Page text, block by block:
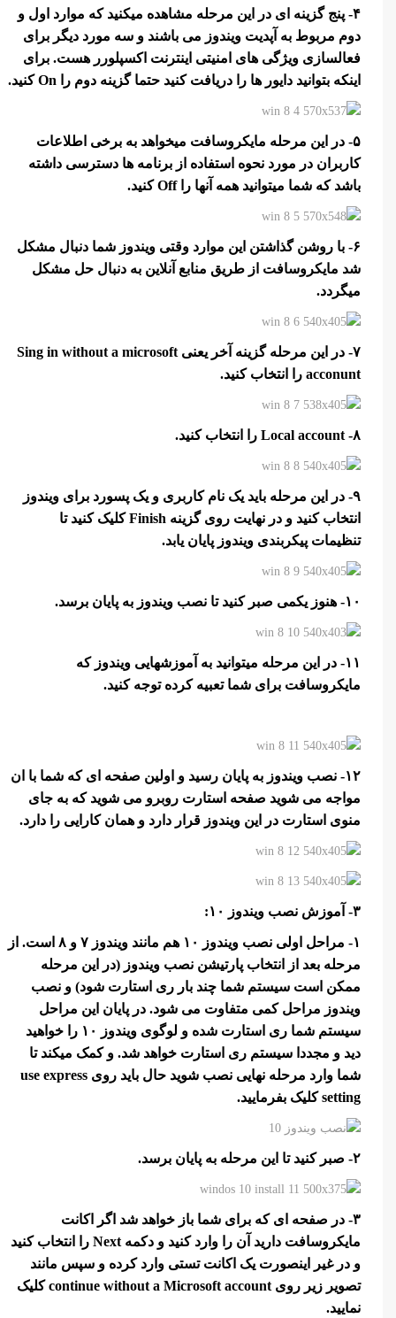
۴- پنج گزینه ای در این مرحله مشاهده میکنید که موارد اول و
دوم مربوط به آپدیت ویندوز می باشند و سه مورد دیگر برای
فعالسازی ویژگی های امنیتی اینترنت اکسپلورر هست. برای
اینکه بتوانید دایور ها را دریافت کنید حتما گزینه دوم را On کنید.
۵- در این مرحله مایکروسافت میخواهد به برخی اطلاعات
کاربران در مورد نحوه استفاده از برنامه ها دسترسی داشته
باشد که شما میتوانید همه آنها را Off کنید.
۶- با روشن گذاشتن این موارد وقتی ویندوز شما دنبال مشکل
شد مایکروسافت از طریق منابع آنلاین به دنبال حل مشکل
میگردد.
۷- در این مرحله گزینه آخر یعنی Sing in without a microsoft
acconunt را انتخاب کنید.
۸- Local account را انتخاب کنید.
۹- در این مرحله باید یک نام کاربری و یک پسورد برای ویندوز
انتخاب کنید و در نهایت روی گزینه Finish کلیک کنید تا
تنظیمات پیکربندی ویندوز پایان یابد.
۱۰- هنوز یکمی صبر کنید تا نصب ویندوز به پایان برسد.
۱۱- در این مرحله میتوانید به آموزشهایی ویندوز که
مایکروسافت برای شما تعبیه کرده توجه کنید.
۱۲- نصب ویندوز به پایان رسید و اولین صفحه ای که شما با ان
مواجه می شوید صفحه استارت روبرو می شوید که به جای
منوی استارت در این ویندوز قرار دارد و همان کارایی را دارد.
۳- آموزش نصب ویندوز ۱۰:
۱- مراحل اولی نصب ویندوز ۱۰ هم مانند ویندوز ۷ و ۸ است. از
مرحله بعد از انتخاب پارتیشن نصب ویندوز (در این مرحله
ممکن است سیستم شما چند بار ری استارت شود) و نصب
ویندوز مراحل کمی متفاوت می شود. در پایان این مراحل
سیستم شما ری استارت شده و لوگوی ویندوز ۱۰ را خواهید
دید و مجددا سیستم ری استارت خواهد شد. و کمک میکند تا
شما وارد مرحله نهایی نصب شوید حال باید روی use express
setting کلیک بفرمایید.
۲- صبر کنید تا این مرحله به پایان برسد.
۳- در صفحه ای که برای شما باز خواهد شد اگر اکانت
مایکروسافت دارید آن را وارد کنید و دکمه Next را انتخاب کنید
و در غیر اینصورت یک اکانت تستی وارد کرده و سپس مانند
تصویر زیر روی continue without a Microsoft account کلیک
نمایید.